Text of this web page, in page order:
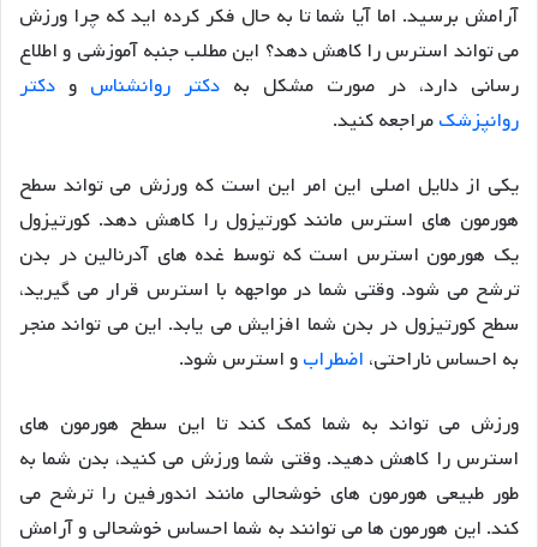
آرامش برسید. اما آیا شما تا به حال فکر کرده اید که چرا ورزش
می تواند استرس را کاهش دهد؟ این مطلب جنبه آموزشی و اطلاع
رسانی دارد، در صورت مشکل به دکتر روانشناس و دکتر
روانپزشکمراجعه کنید.
یکی از دلایل اصلی این امر این است که ورزش می تواند سطح
هورمون های استرس مانند کورتیزول را کاهش دهد. کورتیزول
یک هورمون استرس است که توسط غده های آدرنالین در بدن
ترشح می شود. وقتی شما در مواجهه با استرس قرار می گیرید،
سطح کورتیزول در بدن شما افزایش می یابد. این می تواند منجر
به احساس ناراحتی، اضطرابو استرس شود.
ورزش می تواند به شما کمک کند تا این سطح هورمون های
استرس را کاهش دهید. وقتی شما ورزش می کنید، بدن شما به
طور طبیعی هورمون های خوشحالی مانند اندورفین را ترشح می
کند. این هورمون ها می توانند به شما احساس خوشحالی و آرامش